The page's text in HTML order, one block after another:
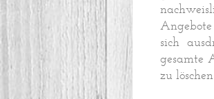
sich
gesamte
zu